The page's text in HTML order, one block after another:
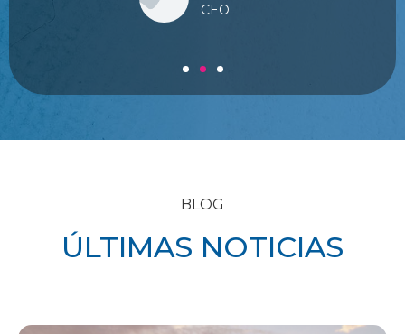
CEO
BLOG
ÚLTIMAS NOTICIAS